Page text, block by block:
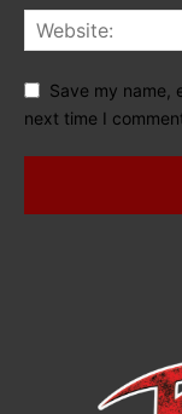
Save my name,
next time I